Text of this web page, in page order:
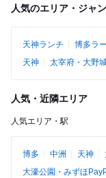
人気のエリア・ジャ
天神ランチ 博多ラ
天神
太宰府・大野
人気・近隣エリア
人気エリア・駅
博多 中洲 天神
大濠公園・みずほ